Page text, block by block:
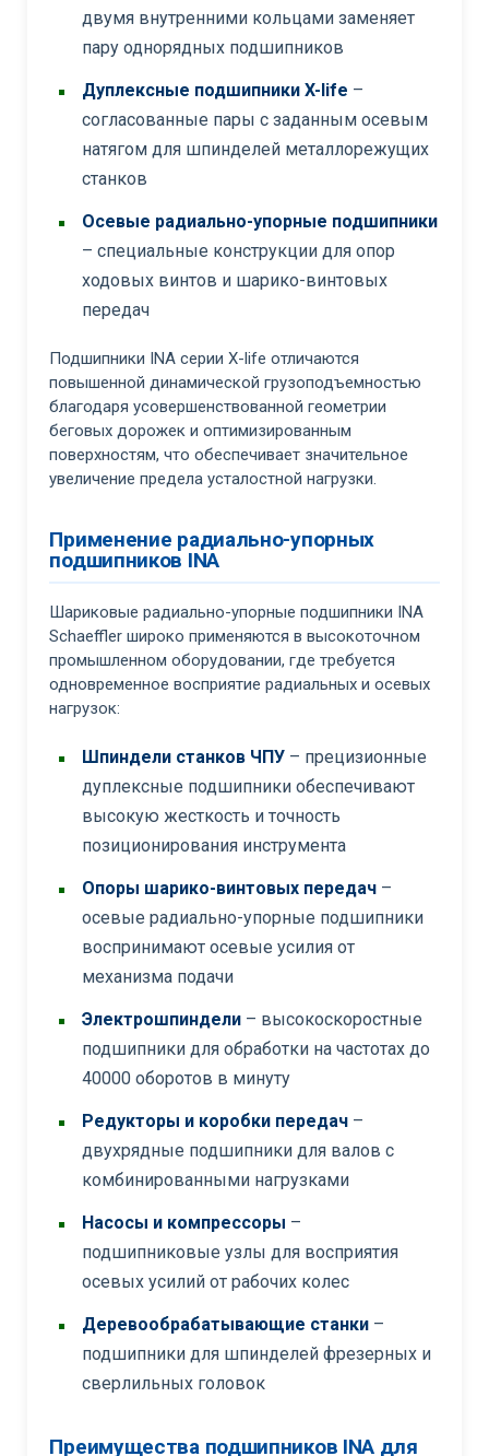
двумя внутренними кольцами заменяет
пару однорядных подшипников
Дуплексные подшипники X-life –
согласованные пары с заданным осевым
натягом для шпинделей металлорежущих
станков
Осевые радиально-упорные подшипники
– специальные конструкции для опор
ходовых винтов и шарико-винтовых
передач
Подшипники INA серии X-life отличаются
повышенной динамической грузоподъемностью
благодаря усовершенствованной геометрии
беговых дорожек и оптимизированным
поверхностям, что обеспечивает значительное
увеличение предела усталостной нагрузки.
Применение радиально-упорных
подшипников INA
Шариковые радиально-упорные подшипники INA
Schaeffler широко применяются в высокоточном
промышленном оборудовании, где требуется
одновременное восприятие радиальных и осевых
нагрузок:
Шпиндели станков ЧПУ – прецизионные
дуплексные подшипники обеспечивают
высокую жесткость и точность
позиционирования инструмента
Опоры шарико-винтовых передач –
осевые радиально-упорные подшипники
воспринимают осевые усилия от
механизма подачи
Электрошпиндели – высокоскоростные
подшипники для обработки на частотах до
40000 оборотов в минуту
Редукторы и коробки передач –
двухрядные подшипники для валов с
комбинированными нагрузками
Насосы и компрессоры –
подшипниковые узлы для восприятия
осевых усилий от рабочих колес
Деревообрабатывающие станки –
подшипники для шпинделей фрезерных и
сверлильных головок
Преимущества подшипников INA для